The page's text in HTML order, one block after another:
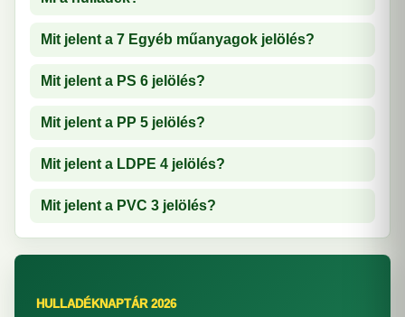
Mit jelent a 7 Egyéb műanyagok jelölés?
Mit jelent a PS 6 jelölés?
Mit jelent a PP 5 jelölés?
Mit jelent a LDPE 4 jelölés?
Mit jelent a PVC 3 jelölés?
HULLADÉKNAPTÁR 2026